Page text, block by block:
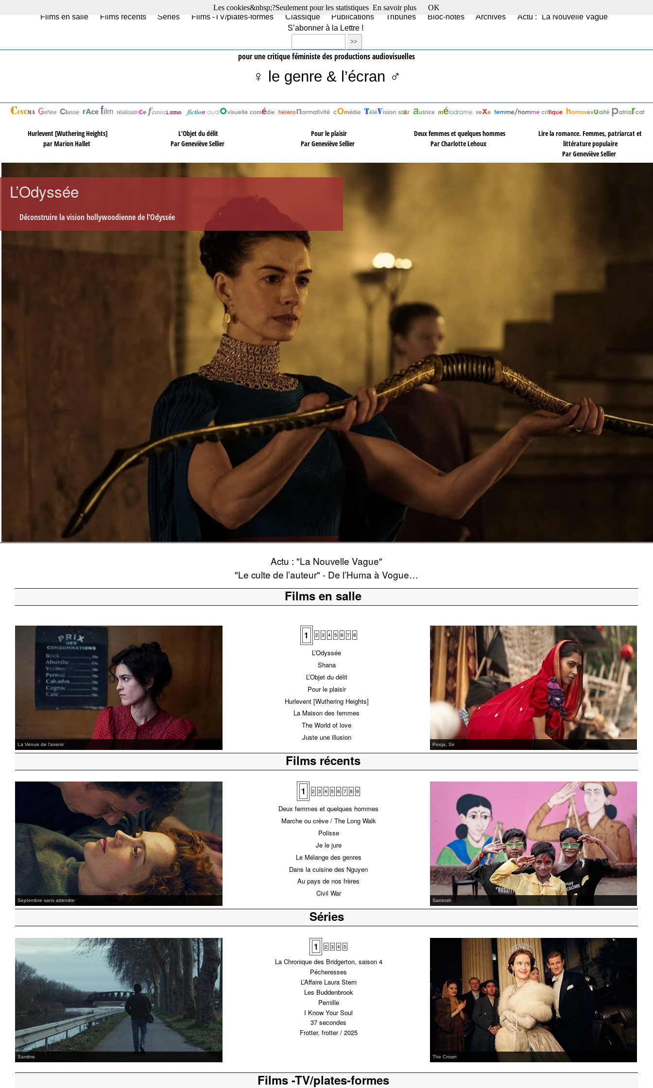
Films en salle Films récents Séries Films -TV/plates-formes Classique Publications Tribunes Bloc-notes Archives
Actu : "La Nouvelle Vague"
S’abonner à la Lettre !
pour une critique féministe des productions audiovisuelles
♀ le genre & l’écran ♂
Hurlevent [Wuthering Heights]
par Marion Hallet
L’Objet du délit
Par Geneviève Sellier
Pour le plaisir
Par Geneviève Sellier
Deux femmes et quelques hommes
Par Charlotte Lehoux
Lire la romance. Femmes, patriarcat et
littérature populaire
Par Geneviève Sellier
L’Odyssée
Déconstruire la vision hollywoodienne de l’Odyssée
Actu : "La Nouvelle Vague"
"Le culte de l’auteur" - De l’Huma à Vogue…
Films en salle
Alger
1 2 3 4 5 6 7 8
L’Odyssée
Shana
L’Objet du délit
Pour le plaisir
Hurlevent [Wuthering Heights]
La Maison des femmes
The World of love
Juste une illusion
Left-handed Girl
Films récents
L'amour ouf
1 2 3 4 5 6 7 8 9
Deux femmes et quelques hommes
Marche ou crève / The Long Walk
Polisse
Je le jure
Le Mélange des genres
Dans la cuisine des Nguyen
Au pays de nos frères
Civil War
Marcello mio
Séries
Aretha
1 2 3 4 5
La Chronique des Bridgerton, saison 4
Pécheresses
L’Affaire Laura Stern
Les Buddenbrook
Pernille
I Know Your Soul
37 secondes
Frotter, frotter / 2025
Intimidad
Films -TV/plates-formes
Les cookies&nbsp;?Seulement pour les statistiques En savoir plus OK